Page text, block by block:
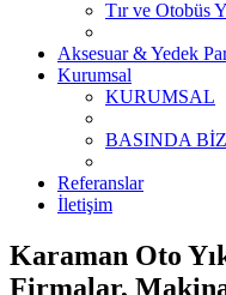
Tır ve Otobüs
Aksesuar & Yedek
Kurumsal
KURUMSAL
BASINDA BİZ
Referanslar
İletişim
Karaman Oto
Firmalar,